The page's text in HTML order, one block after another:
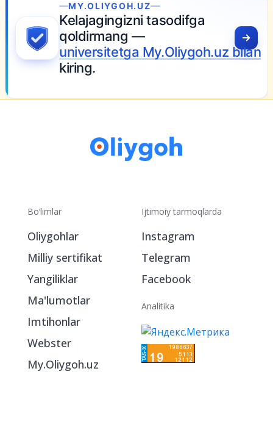
MY.OLIYGOH.UZ
Kelajagingizni tasodifga
qoldirmang —
universitetga My.Oliygoh.uz bilan
kiring.
Bo‘limlar
Oliygohlar
Imtihonlar
Ijtimoiy tarmoqlarda
Telegram
Facebook
Analitika